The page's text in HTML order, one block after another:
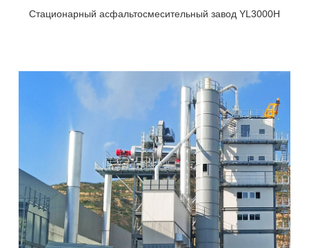
Стационарный асфальтосмесительный завод YL3000H